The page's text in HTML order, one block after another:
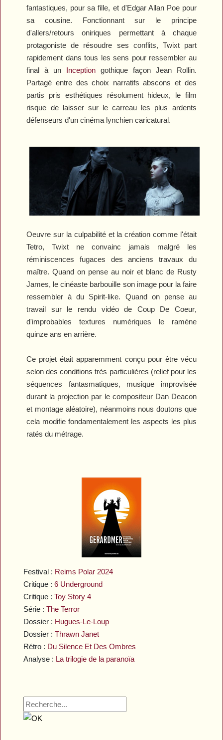
Festival : Reims Polar 2024
Critique :6 Underground
Critique :Toy Story 4
Série :The Terror
Dossier : Hugues-Le-Loup
Dossier :Thrawn Janet
Rétro : Du Silence Et Des Ombres
Analyse : La trilogie de la paranoïa
fantastiques, pour sa fille, et d'Edgar Allan Poe pour
sa cousine. Fonctionnant sur le principe
d'allers/retours oniriques permettant à chaque
protagoniste de résoudre ses conflits, Twixtpart
rapidement dans tous les sens pour ressembler au
final à un Inception gothique façon Jean Rollin.
Partagé entre des choix narratifs abscons et des
partis pris esthétiques résolument hideux, le film
risque de laisser sur le carreau les plus ardents
défenseurs d'un cinéma lynchien caricatural.
Oeuvre sur la culpabilité et la création comme l'était
Tetro,Twixt ne convainc jamais malgré les
réminiscences fugaces des anciens travaux du
maître. Quand on pense au noir et blanc de Rusty
James, le cinéaste barbouille son image pour la faire
ressembler à du Spirit-like. Quand on pense au
travail sur le rendu vidéo de Coup De Coeur,
d'improbables textures numériques le ramène
quinze ans en arrière.
Ce projet était apparemment conçu pour être vécu
selon des conditions très particulières (relief pour les
séquences fantasmatiques, musique improvisée
durant la projection par le compositeur Dan Deacon
et montage aléatoire), néanmoins nous doutons que
cela modifie fondamentalement les aspects les plus
ratés du métrage.